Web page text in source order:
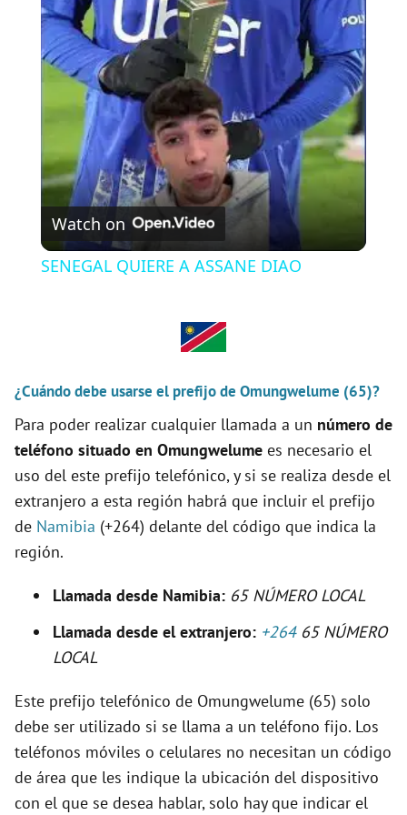
l
a
y
V
i
d
o
Watch on
SENEGAL QUIERE A ASSANE DIAO
¿Cuándo debe usarse el prefijo de Omungwelume (65)?
Para poder realizar cualquier llamada a un número de
teléfono situado en Omungwelume es necesario el
uso del este prefijo telefónico, y si se realiza desde el
extranjero a esta región habrá que incluir el prefijo
de Namibia (+264) delante del código que indica la
región.
Llamada desde Namibia: 65 NÚMERO LOCAL
Llamada desde el extranjero: +26465 NÚMERO
LOCAL
Este prefijo telefónico de Omungwelume (65) solo
debe ser utilizado si se llama a un teléfono fijo. Los
teléfonos móviles o celulares no necesitan un código
de área que les indique la ubicación del dispositivo
con el que se desea hablar, solo hay que indicar el